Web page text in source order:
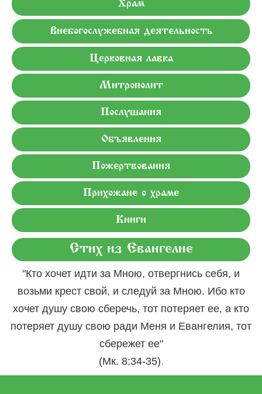
Храм
Внебогослужебная деятельность
Церковная лавка
Митрополит
Послушания
Объявления
Пожертвования
Прихожане о храме
Книги
Стих из Евангелие
"Кто хочет идти за Мною, отвергнись себя, и
возьми крест свой, и следуй за Мною. Ибо кто
хочет душу свою сберечь, тот потеряет ее, а кто
потеряет душу свою ради Меня и Евангелия, тот
сбережет ее"
(Мк. 8:34-35).